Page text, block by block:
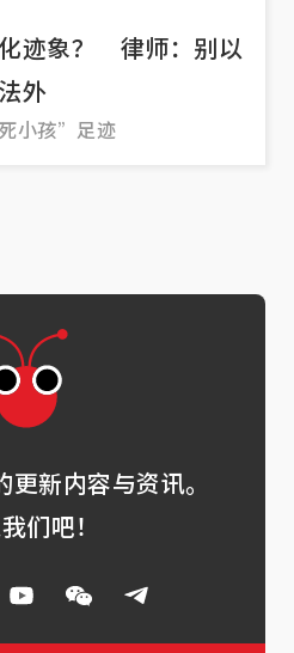
迹象？ 律师：别以
外
小孩”足迹
新内容与资讯。
们吧！